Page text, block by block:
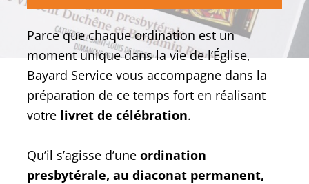
Parce que chaque ordination est un
moment unique dans la vie de l’Église,
Bayard Service vous accompagne dans la
préparation de ce temps fort en réalisant
votre livret de célébration.
Qu’il s’agisse d’uneordination
presbytérale, au diaconat permanent,